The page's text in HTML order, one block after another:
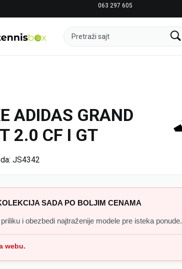
063 297 605
Pretraži sajt
ADIDAS GRAND
2.0 CF I GT
JS4342
SADA PO BOLJIM CENAMA
i obezbedi najtraženije modele pre isteka ponude.
webu.